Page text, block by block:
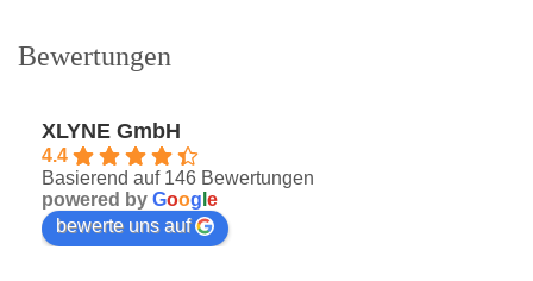
Bewertungen
XLYNE GmbH
4.4
Basierend auf 146 Bewertungen
powered by Goog e
bewerte uns auf